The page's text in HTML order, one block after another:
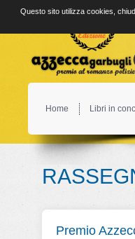
Home Libri in
Premio
Questo sito utilizza cookies,